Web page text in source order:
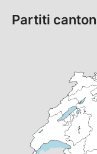
Partiti